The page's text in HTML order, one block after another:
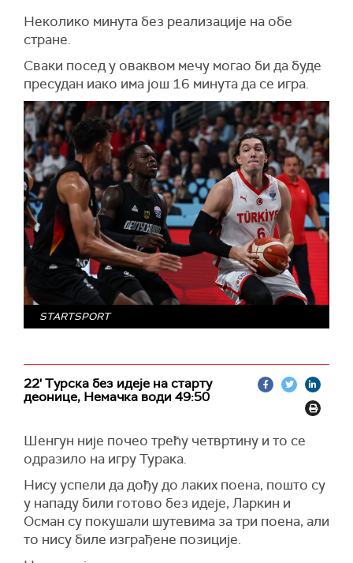
Неколико минута без реализације на обе
стране.
Сваки посед у оваквом мечу могао би да буде
пресудан иако има још 16 минута да се игра.
STARTSPORT
22' Турска без идеје на старту
деонице, Немачка води 49:50
Шенгун није почео трећу четвртину и то се
одразило на игру Турака.
Нису успели да дођу до лаких поена, пошто су
у нападу били готово без идеје, Ларкин и
Осман су покушали шутевима за три поена, али
то нису биле изграђене позиције.